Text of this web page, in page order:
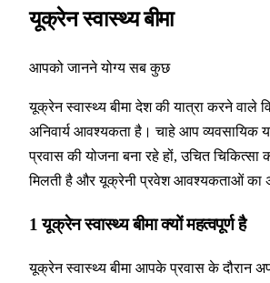
यूक्रेन स्वास्थ्य बीमा
आपको जानने योग्य सब कुछ
यूक्रेन स्वास्थ्य बीमा देश की यात्रा करने वाले
अनिवार्य आवश्यकता है। चाहे आप व्यवसायिक
प्रवास की योजना बना रहे हों, उचित
मिलती है और यूक्रेनी प्रवेश आवश्यकताओं का
1यूक्रेन स्वास्थ्य बीमा क्यों महत्वपूर्ण है
यूक्रेन स्वास्थ्य बीमा आपके प्रवास के दौरान